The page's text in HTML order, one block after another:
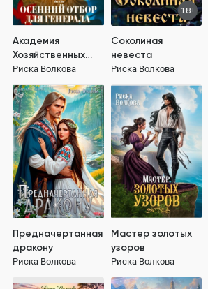
Академия
Хозяйственных
ведьм, или
Осенний отбор
для генерала
Риска Волкова
18+
Соколиная
невеста
Риска Волкова
Предначертанная
дракону
Риска Волкова
Мастер золотых
узоров
Риска Волкова